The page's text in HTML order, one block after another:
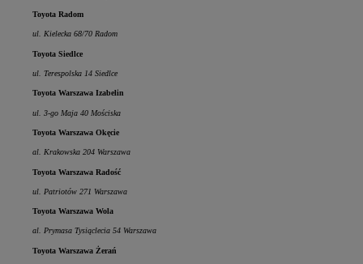
Toyota Radom
ul. Kielecka 68/70 Radom
Toyota Siedlce
ul. Terespolska 14 Siedlce
Toyota Warszawa Izabelin
ul. 3-go Maja 40 Mościska
Toyota Warszawa Okęcie
al. Krakowska 204 Warszawa
Toyota Warszawa Radość
ul. Patriotów 271 Warszawa
Toyota Warszawa Wola
al. Prymasa Tysiąclecia 54 Warszawa
Toyota Warszawa Żerań